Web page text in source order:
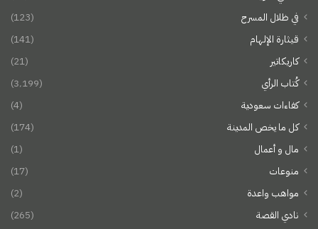
في ظلال المسرح
(123)
قيثارة الإلهام
(141)
كاريكاتير
(21)
كُتاب الرأي
(3٬199)
كفاءات سعودية
(4)
كل ما يخص المدينة
(174)
مال و أعمال
(1)
منوعات
(17)
مواهب واعدة
(2)
نادي القصة
(265)